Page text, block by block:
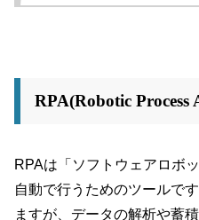
RPA(Robotic
RPAは「ソフトウェアロボ
自動で行うためのツールで
ますが、データの解析や蓄